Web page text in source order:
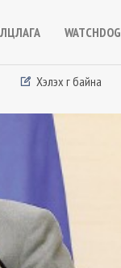
WATCHDOG
Хэлэх үг байна